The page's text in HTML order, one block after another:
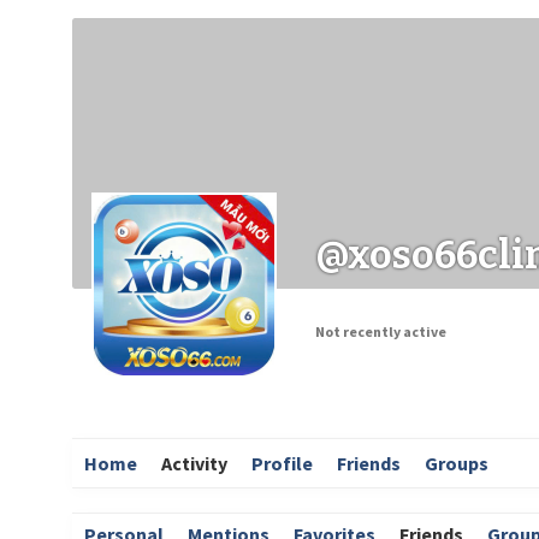
Заходи
Not recently active
Home Activity Profile Friends Groups
Personal Mentions Favorites Friends